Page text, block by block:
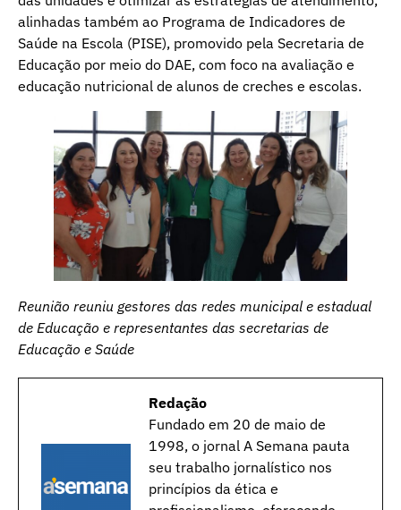
alinhadas também ao Programa de Indicadores de
Saúde na Escola (PISE), promovido pela Secretaria de
Educação por meio do DAE, com foco na avaliação e
educação nutricional de alunos de creches e escolas.
Reunião reuniu gestores das redes municipal e estadual
de Educação e representantes das secretarias de
Educação e Saúde
Redação
Fundado em 20 de maio de
1998, o jornal A Semana pauta
seu trabalho jornalístico nos
princípios da ética e